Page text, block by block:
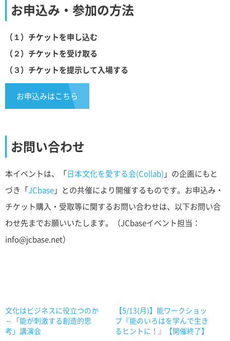
お申込み・参加の方法
（１）チケットを申し込む
（２）チケットを受け取る
（３）チケットを提示して入場する
お申込みはこちら
お問い合わせ
本イベントは、「日本文化を愛する会(Collab)」の企画にもと
づき「JCbase」との共催により開催するものです。お申込み・
チケット購入・受取等に関するお問い合わせは、以下お問い合
わせ先までお願いいたします。（JCbaseイベント担当：
info@jcbase.net）
文化はビジネスに役立つのか
～「能が刺激する創造的思
考」講演会
【5/13(月)】能ワークショッ
プ『能のいろはを学んで生き
るヒントに！』【開催終了】